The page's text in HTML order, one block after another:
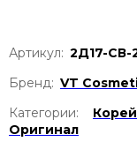
Артикул: 2Д17-СВ-
Бренд: VT
Категории:
Оригинал